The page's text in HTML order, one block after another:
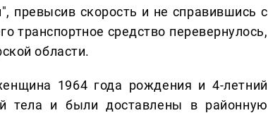
превысив скорость и не справившись с
транспортное средство перевернулось,
области.
1964 года рождения и 4-летний
тела и были доставлены в районную